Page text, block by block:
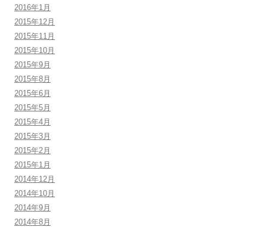
2016年1月
2015年12月
2015年11月
2015年10月
2015年9月
2015年8月
2015年6月
2015年5月
2015年4月
2015年3月
2015年2月
2015年1月
2014年12月
2014年10月
2014年9月
2014年8月